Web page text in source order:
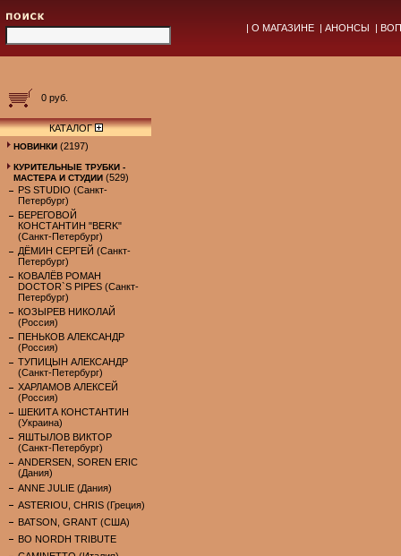
| О МАГАЗИНЕ | АНОНСЫ |
0 руб.
КАТАЛОГ
НОВИНКИ (2197)
КУРИТЕЛЬНЫЕ ТРУБКИ -
МАСТЕРА И СТУДИИ (529)
PS STUDIO (Санкт-
Петербург)
БЕРЕГОВОЙ
КОНСТАНТИН "BERK"
(Санкт-Петербург)
ДЁМИН СЕРГЕЙ (Санкт-
Петербург)
КОВАЛЁВ РОМАН
DOCTOR`S PIPES (Санкт-
Петербург)
КОЗЫРЕВ НИКОЛАЙ
(Россия)
ПЕНЬКОВ АЛЕКСАНДР
(Россия)
ТУПИЦЫН АЛЕКСАНДР
(Санкт-Петербург)
ХАРЛАМОВ АЛЕКСЕЙ
(Россия)
ШЕКИТА КОНСТАНТИН
(Украина)
ЯШТЫЛОВ ВИКТОР
(Санкт-Петербург)
ANDERSEN, SOREN ERIC
(Дания)
ANNE JULIE (Дания)
ASTERIOU, CHRIS (Греция)
BATSON, GRANT (США)
BO NORDH TRIBUTE